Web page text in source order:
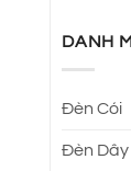
DANH
Đèn Cói
Đèn Dây